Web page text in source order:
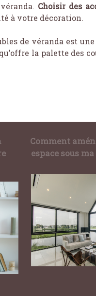
Choisir des
à votre décoration.
de véranda est
la palette des
Comment
espace sous